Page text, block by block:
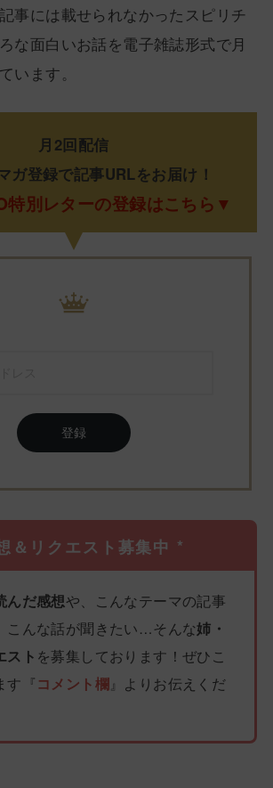
事には載せられなかったスピリチ
な面白いお話を電子雑誌形式で月
います。
月2回配信
ガ登録で記事URLをお届け！
別レターの登録はこちら▼
登録
＆リクエスト募集中 *
んだ感想や、こんなテーマの記事
こんな話が聞きたい…そんな姉・
スト を募集しております！ぜひこ
す『コメント欄』よりお伝えくだ